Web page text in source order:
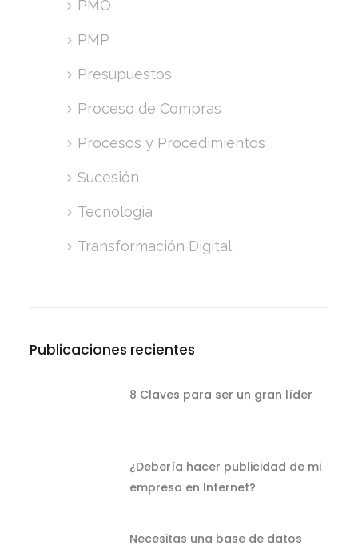
PMO
PMP
Presupuestos
Proceso de Compras
Procesos y Procedimientos
Sucesión
Tecnología
Transformación Digital
Publicaciones recientes
8 Claves para ser un gran líder
¿Debería hacer publicidad de mi
empresa en Internet?
Necesitas una base de datos